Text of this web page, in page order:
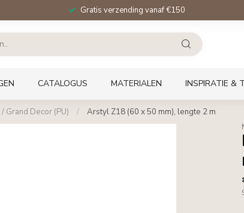
Gratis verzending vanaf €150
CATALOGUS MATERIALEN INSPIRATIE &
Grand Decor (PU) / Arstyl Z18 (60 x 50 mm), lengte 2 m